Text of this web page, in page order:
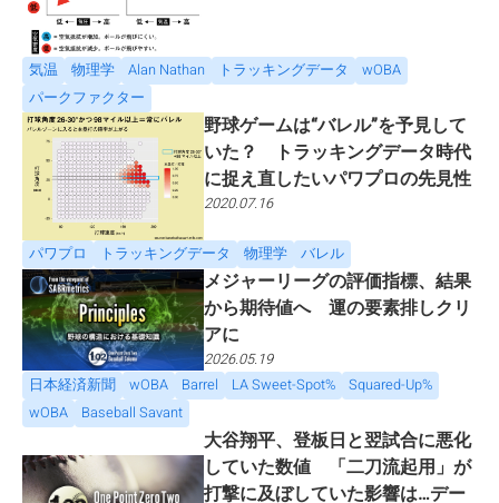
気温 物理学 Alan Nathan トラッキングデータ
wOBA
パークファクター
野球ゲームは“バレル”を予見して
いた？ トラッキングデータ時代
に捉え直したいパワプロの先見性
2020.07.16
パワプロ トラッキングデータ 物理学 バレル
メジャーリーグの評価指標、結果
から期待値へ 運の要素排しクリ
アに
2026.05.19
日本経済新聞
wOBA Barrel LA Sweet-Spot%
Squared-Up%
wOBA
Baseball Savant
大谷翔平、登板日と翌試合に悪化
していた数値 「二刀流起用」が
打撃に及ぼしていた影響は…デー